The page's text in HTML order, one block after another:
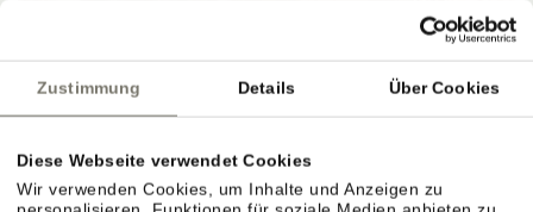
Zustimmung Details Über Cookies
Diese Webseite verwendet Cookies
Wir verwenden Cookies, um Inhalte und Anzeigen zu